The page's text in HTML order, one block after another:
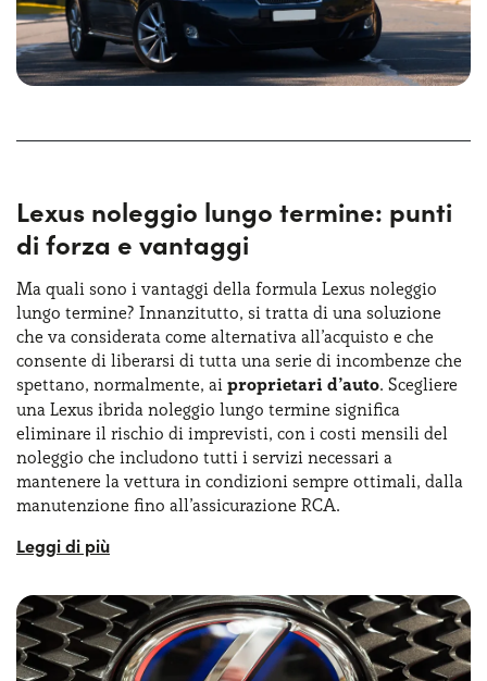
Lexus noleggio lungo termine: punti
di forza e vantaggi
Ma quali sono i vantaggi della formula Lexus noleggio
lungo termine? Innanzitutto, si tratta di una soluzione
che va considerata come alternativa all’acquisto e che
consente di liberarsi di tutta una serie di incombenze che
spettano, normalmente, ai proprietari d’auto. Scegliere
una Lexus ibrida noleggio lungo termine significa
eliminare il rischio di imprevisti, con i costi mensili del
noleggio che includono tutti i servizi necessari a
mantenere la vettura in condizioni sempre ottimali, dalla
manutenzione fino all’assicurazione RCA.
Un altro dei motivi che convincono un numero crescente
che non bisognerà più preoccuparsi della svalutazione del
mezzo. Inoltre, la gamma vetture disponibile per le Lexus
offerte noleggio lungo termine è varia, consentendo a
chiunque di trovare la soluzione perfetta per le proprie,